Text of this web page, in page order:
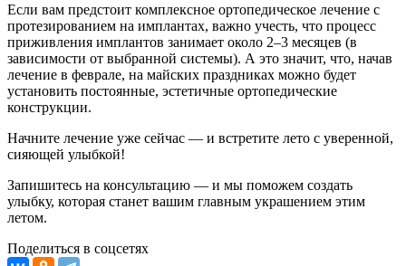
Если вам предстоит комплексное ортопедическое лечение с
протезированием на имплантах, важно учесть, что процесс
приживления имплантов занимает около 2–3 месяцев (в
зависимости от выбранной системы). А это значит, что, начав
лечение в феврале, на майских праздниках можно будет
установить постоянные, эстетичные ортопедические
конструкции.
Начните лечение уже сейчас — и встретите лето с уверенной,
сияющей улыбкой!
Запишитесь на консультацию — и мы поможем создать
улыбку, которая станет вашим главным украшением этим
летом.
Поделиться в соцсетях